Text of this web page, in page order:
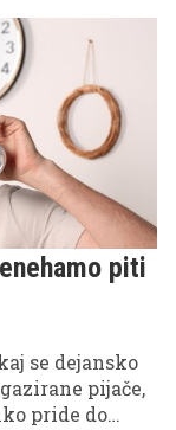
piti
se dejansko
pijače,
pride do